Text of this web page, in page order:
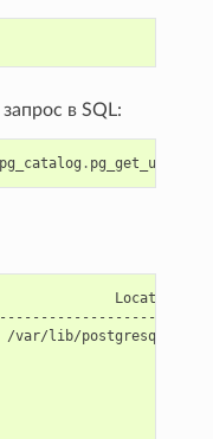
в SQL:
pg_catalog .
Location
var/lib/postgresql/11/